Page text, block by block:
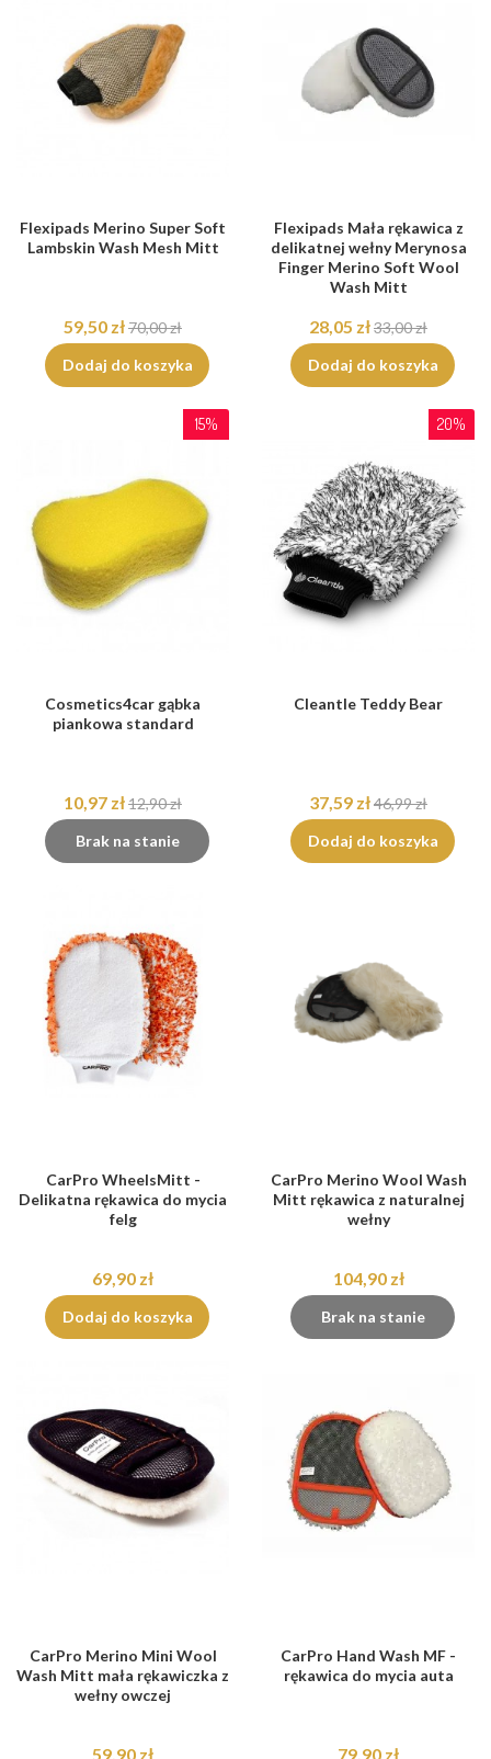
Flexipads Merino Super Soft
Lambskin Wash Mesh Mitt
59,50 zł70,00 zł
Dodaj do koszyka
Flexipads Mała rękawica z
delikatnej wełny Merynosa
Finger Merino Soft Wool
Wash Mitt
28,05 zł33,00 zł
Dodaj do koszyka
15%
Cosmetics4car gąbka
piankowa standard
10,97 zł12,90 zł
Brak na stanie
20%
Cleantle Teddy Bear
37,59 zł46,99 zł
Dodaj do koszyka
CarPro WheelsMitt -
Delikatna rękawica do mycia
felg
69,90 zł
Dodaj do koszyka
CarPro Merino Wool Wash
Mitt rękawica z naturalnej
wełny
104,90 zł
Brak na stanie
CarPro Merino Mini Wool
Wash Mitt mała rękawiczka z
wełny owczej
59,90 zł
CarPro Hand Wash MF -
rękawica do mycia auta
79,90 zł